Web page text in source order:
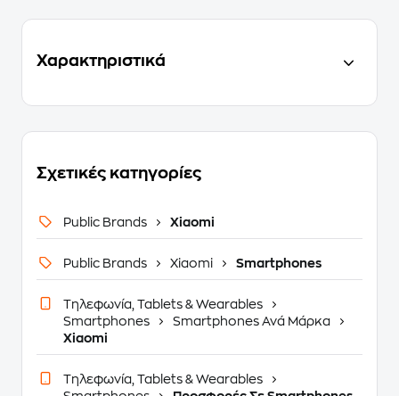
Χαρακτηριστικά
Σχετικές κατηγορίες
Public Brands Xiaomi
Public Brands Xiaomi Smartphones
Τηλεφωνία, Tablets & Wearables
Smartphones
Smartphones Ανά Μάρκα
Xiaomi
Τηλεφωνία, Tablets & Wearables